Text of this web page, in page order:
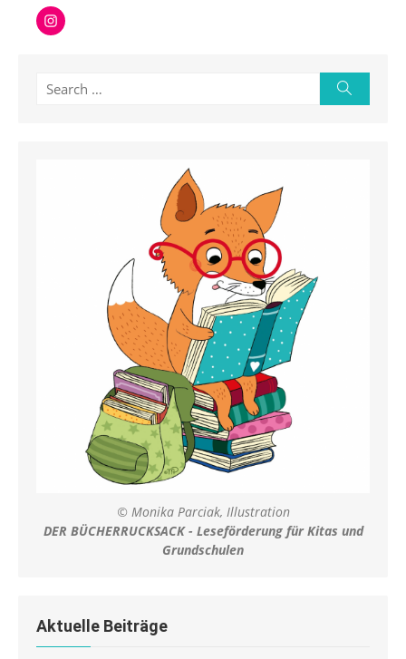
Instagram
Search
© Monika Parciak, Illustration
DER BÜCHERRUCKSACK - Leseförderung für Kitas und
Grundschulen
Aktuelle Beiträge